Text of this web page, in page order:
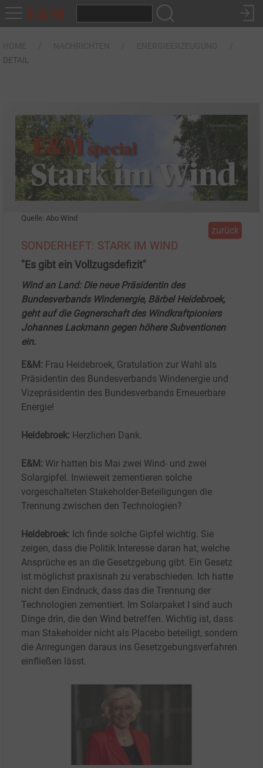
DETAIL
Quelle: Abo Wind
zurück
SONDERHEFT: STARK IM WIND
"Es gibt ein Vollzugsdefizit"
Wind an Land: Die neue Präsidentin des
Bundesverbands Windenergie, Bärbel Heidebroek,
geht auf die Gegnerschaft des Windkraftpioniers
Johannes Lackmann gegen höhere Subventionen
ein.
E&M: Frau Heidebroek, Gratulation zur Wahl als
Präsidentin des Bundesverbands Windenergie und
Vizepräsidentin des Bundesverbands Erneuerbare
Energie!
Heidebroek: Herzlichen Dank.
E&M: Wir hatten bis Mai zwei Wind- und zwei
Solargipfel. Inwieweit zementieren solche
vorgeschalteten Stakeholder-Beteiligungen die
Trennung zwischen den Technologien?
Heidebroek: Ich finde solche Gipfel wichtig. Sie
zeigen, dass die Politik Interesse daran hat, welche
Ansprüche es an die Gesetzgebung gibt. Ein Gesetz
ist möglichst praxisnah zu verabschieden. Ich hatte
nicht den Eindruck, dass das die Trennung der
Technologien zementiert. Im Solarpaket
I sind auch
Dinge drin, die den Wind betreffen. Wichtig ist, dass
man Stakeholder nicht als Placebo beteiligt, sondern
die Anregungen daraus ins Gesetzgebungsverfahren
einfließen lässt.